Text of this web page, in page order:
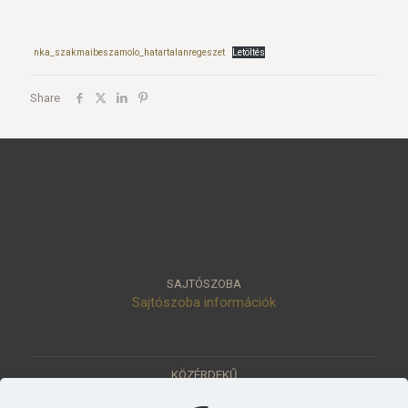
nka_szakmaibeszamolo_hatartalanregeszet Letöltés
Share
SAJTÓSZOBA
Sajtószoba információk
KÖZÉRDEKŰ